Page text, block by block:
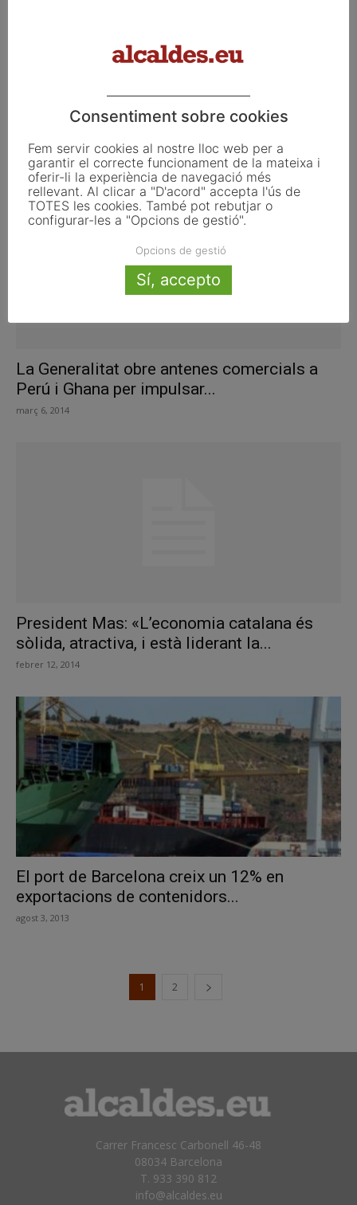
Les exportacions d’empreses de la
demarcació de Tarragona creixen un
juny 16, 2015
La Generalitat obre antenes comercials a
Perú i Ghana per impulsar...
març 6, 2014
President Mas: «L’economia catalana és
sòlida, atractiva, i està liderant la...
febrer 12, 2014
El port de Barcelona creix un 12% en
exportacions de contenidors...
agost 3, 2013
1 2
Carrer Francesc Carbonell 46-48
08034 Barcelona
T. 933 390 812
info@alcaldes.eu
Consentiment sobre cookies
Fem servir cookies al nostre lloc web per a
garantir el correcte funcionament de la mateixa i
oferir-li la experiència de navegació més
rellevant. Al clicar a "D'acord" accepta l'ús de
TOTES les cookies. També pot rebutjar o
configurar-les a "Opcions de gestió".
Opcions de gestió
Sí, accepto